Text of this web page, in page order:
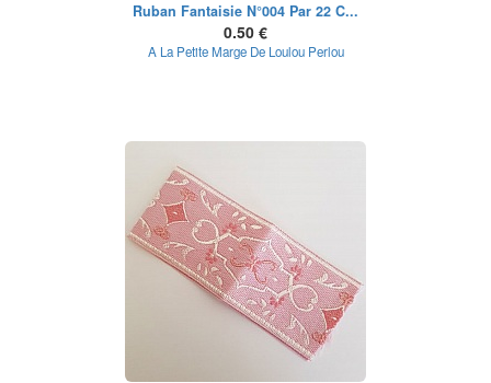
Ruban Fantaisie N°004 Par 22 C...
0.50 €
A La Petite Marge De Loulou Perlou